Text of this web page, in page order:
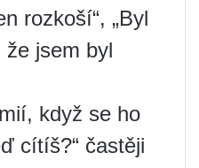
rozkoší“, „Byl
že jsem byl
když se ho
cítíš?“ častěji